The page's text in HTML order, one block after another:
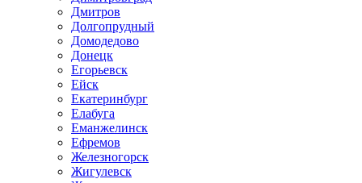
Дмитров
Долгопрудный
Домодедово
Донецк
Егорьевск
Ейск
Екатеринбург
Елабуга
Еманжелинск
Ефремов
Железногорск
Жигулевск